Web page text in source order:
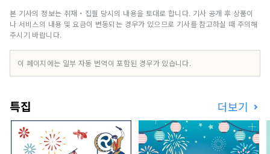
주쿠역 서쪽 출구 맞은편에 위치한 지하 3층, 지상 8
층 규모의 복합 상업 시설입니다. 오다큐 백화점, 빅
원합니다. 오다큐 에이스는 신주쿠 서쪽 출구 지하
에 위치한 복합 상업 시설로, 북관과 남관 두 동으로
본 기사의 정보는 취재・집필 당시의 내용을 토대로 합니다. 기사 공개 후 상품이
나 서비스의 내용 및 요금이 변동되는 경우가 있으므로 기사를 참고하실 때 주의해
주시기 바랍니다.
이 페이지에는 일부 자동 번역이 포함된 경우가 있습니다.
특집 더보기